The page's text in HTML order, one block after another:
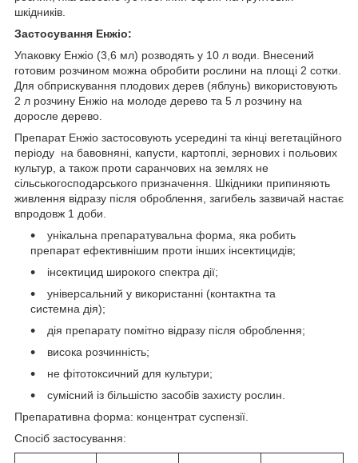
шкідників.
Застосування Енжіо:
Упаковку Енжіо (3,6 мл) розводять у 10 л води. Внесений
готовим розчином можна обробити рослини на площі 2 сотки.
Для обприскування плодових дерев (яблунь) використовують
2 л розчину Енжіо на молоде дерево та 5 л розчину на
доросле дерево.
Препарат Енжіо застосовують усередині та кінці вегетаційного
періоду на бавовняні, капусти, картоплі, зернових і польових
культур, а також проти саранчових на землях не
сільськогосподарського призначення. Шкідники припиняють
живлення відразу після оброблення, загибель зазвичай настає
впродовж 1 доби.
унікальна препаратувальна форма, яка робить
препарат ефективнішим проти інших інсектицидів;
інсектицид широкого спектра дії;
універсальний у використанні (контактна та
системна дія);
дія препарату помітно відразу після оброблення;
висока розчинність;
не фітотоксичний для культури;
сумісний із більшістю засобів захисту рослин.
Препаративна форма: концентрат суспензії.
Спосіб застосування: